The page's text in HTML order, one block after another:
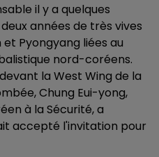
il y a quelques
années de très vives
Pyongyang liées au
nord-coréens.
la West Wing de la
Chung Eui-yong,
à la Sécurité, a
accepté l'invitation pour